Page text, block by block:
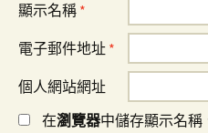
顯示名稱 *
電子郵件地址 *
個人網站網址
在瀏覽器中儲存顯示名